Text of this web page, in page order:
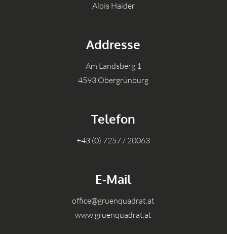
Alois Haider
Addresse
Am Landsberg 1
4593 Obergrünburg
Telefon
+43 (0) 7257 / 20063
E-Mail
office@gruenquadrat.at
www.gruenquadrat.at